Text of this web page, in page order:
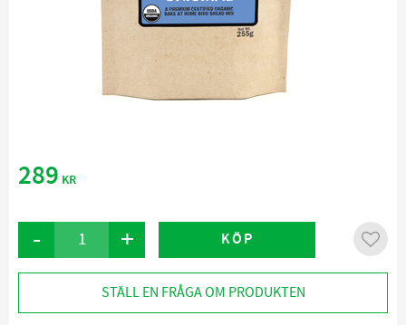
289 KR
+
- KÖP Lägg
STÄLL EN FRÅGA OM PRODUKTEN